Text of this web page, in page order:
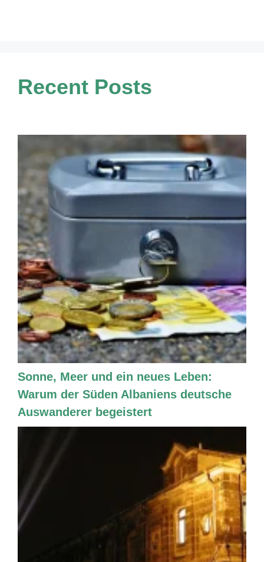
Recent Posts
Sonne, Meer und ein neues Leben:
Warum der Süden Albaniens deutsche
Auswanderer begeistert